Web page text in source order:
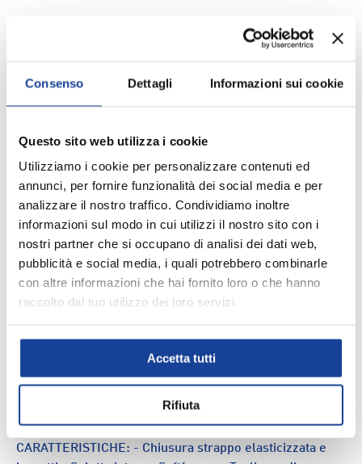
Consenso Dettagli Informazioni sui cookie
Questo sito web utilizza i cookie
Utilizziamo i cookie per personalizzare contenuti ed
annunci, per fornire funzionalità dei social media e per
analizzare il nostro traffico. Condividiamo inoltre
informazioni sul modo in cui utilizzi il nostro sito con i
nostri partner che si occupano di analisi dei dati web,
pubblicità e social media, i quali potrebbero combinarle
con altre informazioni che hai fornito loro o che hanno
raccolto dal tuo utilizzo dei loro servizi.
Accetta tutti
Rifiuta
33
+
Aggiungi ai Preferiti
Spedizione e consegna
DESCRIZIONE
donare un tocco di stile al look dei più piccoli. Con un
design ispirato al basket e dotate dell'iconica striscia
Formstrip laterale, sono adatte per qualsiasi occasione.
CARATTERISTICHE: - Chiusura strappo elasticizzata e